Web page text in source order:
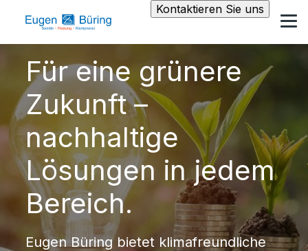
Kontaktieren Sie uns
Für eine grünere
Zukunft –
nachhaltige
Lösungen in jedem
Bereich.
Eugen Büring bietet klimafreundliche